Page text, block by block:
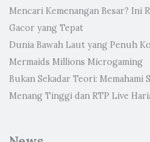
Mencari Kemenangan Besar? Ini
Gacor yang Tepat
Dunia Bawah Laut yang Penuh
Mermaids Millions Microgaming
Bukan Sekadar Teori:
Menang Tinggi dan RTP Live